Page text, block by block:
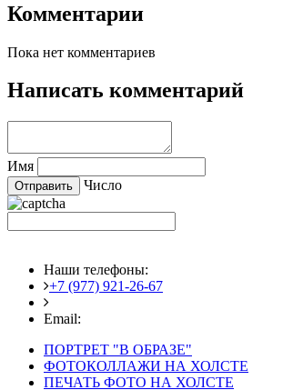
Комментарии
Пока нет комментариев
Написать комментарий
Имя
Число
Наши телефоны:
+7 (977) 921-26-67
Email:
ПОРТРЕТ "В ОБРАЗЕ"
ФОТОКОЛЛАЖИ НА ХОЛСТЕ
ПЕЧАТЬ ФОТО НА ХОЛСТЕ